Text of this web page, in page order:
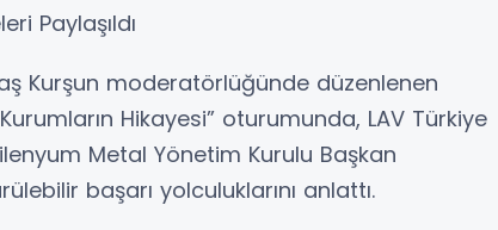
Paylaşıldı
Kurşun moderatörlüğünde düzenlenen
Hikayesi” oturumunda, LAV Türkiye
Metal Yönetim Kurulu Başkan
başarı yolculuklarını anlattı.